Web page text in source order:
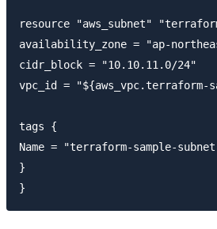
resource "aws_subnet"
availability_zone = "ap-
cidr_block = "10.10.11.0/24"
vpc_id = "${aws_vpc.terraform-
tags {
Name = "terraform-sample-
}